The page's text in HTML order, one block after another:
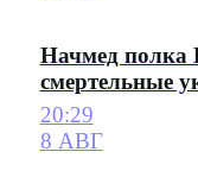
Начмед полка
смертельные
20:29
8 АВГ